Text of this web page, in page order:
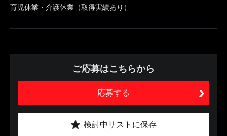
育児休業・介護休業（取得実績あり）
ご応募はこちらから
応募する
検討中リストに保存